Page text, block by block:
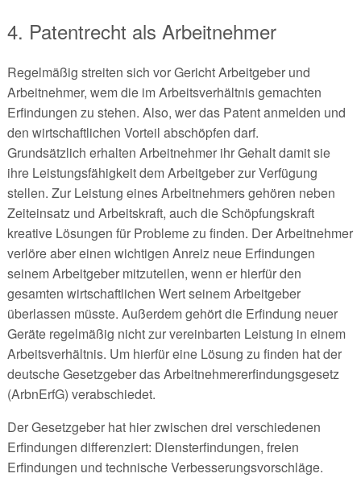
4. Patentrecht als Arbeitnehmer
Regelmäßig streiten sich vor Gericht Arbeitgeber und
Arbeitnehmer, wem die im Arbeitsverhältnis gemachten
Erfindungen zu stehen. Also, wer das Patent anmelden und
den wirtschaftlichen Vorteil abschöpfen darf.
Grundsätzlich erhalten Arbeitnehmer ihr Gehalt damit sie
ihre Leistungsfähigkeit dem Arbeitgeber zur Verfügung
stellen. Zur Leistung eines Arbeitnehmers gehören neben
Zeiteinsatz und Arbeitskraft, auch die Schöpfungskraft
kreative Lösungen für Probleme zu finden. Der Arbeitnehmer
verlöre aber einen wichtigen Anreiz neue Erfindungen
seinem Arbeitgeber mitzuteilen, wenn er hierfür den
gesamten wirtschaftlichen Wert seinem Arbeitgeber
überlassen müsste. Außerdem gehört die Erfindung neuer
Geräte regelmäßig nicht zur vereinbarten Leistung in einem
Arbeitsverhältnis. Um hierfür eine Lösung zu finden hat der
deutsche Gesetzgeber das Arbeitnehmererfindungsgesetz
(ArbnErfG) verabschiedet.
Der Gesetzgeber hat hier zwischen drei verschiedenen
Erfindungen differenziert: Diensterfindungen, freien
Erfindungen und technische Verbesserungsvorschläge.